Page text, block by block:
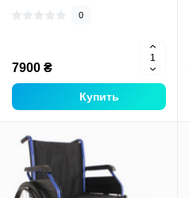
0
7900 ₴
Купить